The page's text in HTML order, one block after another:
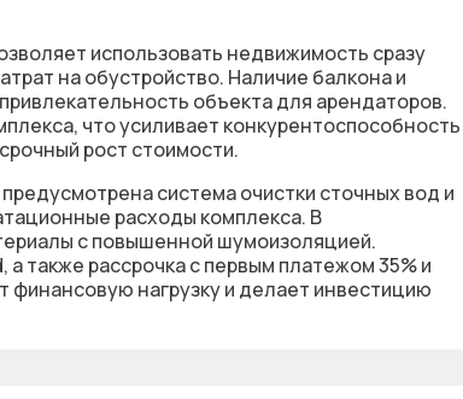
использовать недвижимость сразу
на обустройство. Наличие балкона и
объекта для арендаторов.
что усиливает конкурентоспособность
рост стоимости.
система очистки сточных вод и
расходы комплекса. В
с повышенной шумоизоляцией.
также рассрочка с первым платежом 35% и
финансовую нагрузку и делает инвестицию